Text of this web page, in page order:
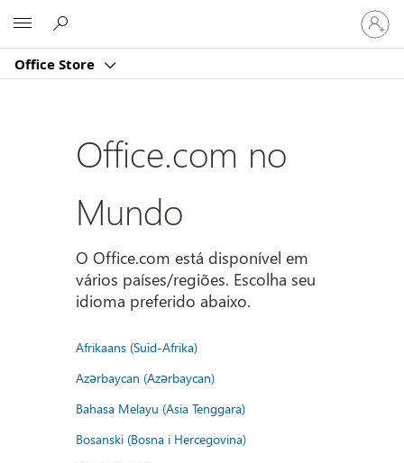
Office Store
Entre
em
sua
Office.com no
Mundo
O Office.com está disponível em
vários países/regiões. Escolha seu
idioma preferido abaixo.
Afrikaans (Suid-Afrika)
Azərbaycan (Azərbaycan)
Bahasa Melayu (Asia Tenggara)
Bosanski (Bosna i Hercegovina)